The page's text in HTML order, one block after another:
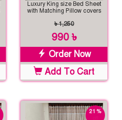
Luxury King size Bed Sheet
with Matching Pillow covers
৳ 1,250
990 ৳
Order Now
Add To Cart
21 %